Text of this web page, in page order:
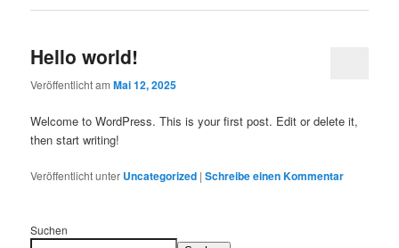
Hello world!
Veröffentlicht amMai 12, 2025
Welcome to WordPress. This is your first post. Edit or delete it,
then start writing!
Veröffentlicht unter Uncategorized |Schreibe einen Kommentar
Suchen